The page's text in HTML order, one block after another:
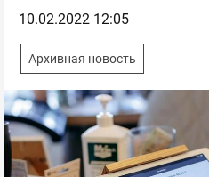
10.02.2022 12:05
Архивная новость